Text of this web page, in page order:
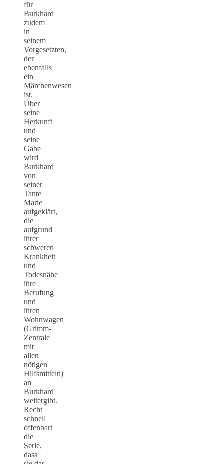
für
Burkhard
zudem
in
seinem
Vorgesetzten,
der
ebenfalls
ein
Märchenwesen
ist.
Über
seine
Herkunft
und
seine
Gabe
wird
Burkhard
von
seiner
Tante
Marie
aufgeklärt,
die
aufgrund
ihrer
schweren
Krankheit
und
Todesnähe
ihre
Berufung
und
ihren
Wohnwagen
(Grimm-
Zentrale
mit
allen
nötigen
Hilfsmitteln)
an
Burkhard
weitergibt.
Recht
schnell
offenbart
die
Serie,
dass